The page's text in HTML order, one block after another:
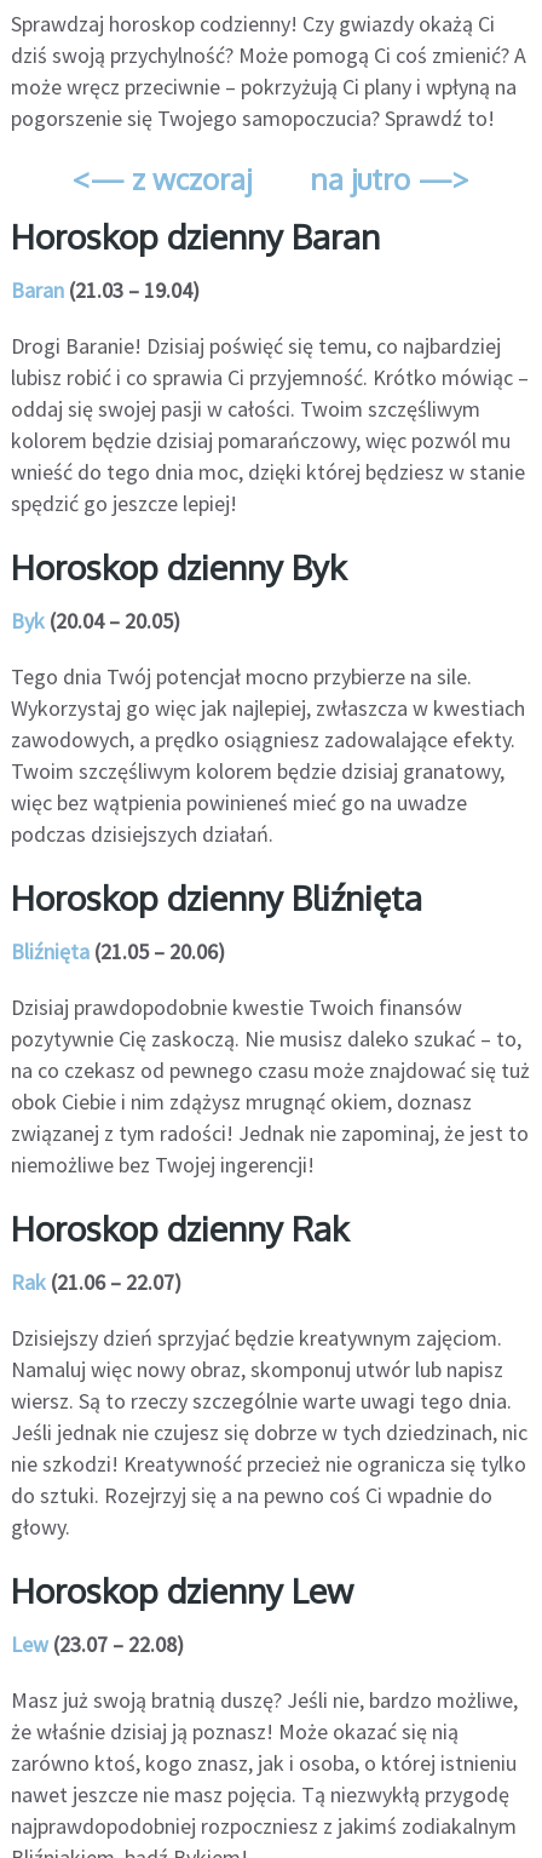
Sprawdzaj horoskop codzienny! Czy gwiazdy okażą Ci
dziś swoją przychylność? Może pomogą Ci coś zmienić? A
może wręcz przeciwnie – pokrzyżują Ci plany i wpłyną na
pogorszenie się Twojego samopoczucia? Sprawdź to!
<— z wczoraj na jutro —>
Horoskop dzienny Baran
Baran(21.03 – 19.04)
Drogi Baranie! Dzisiaj poświęć się temu, co najbardziej
lubisz robić i co sprawia Ci przyjemność. Krótko mówiąc –
oddaj się swojej pasji w całości. Twoim szczęśliwym
kolorem będzie dzisiaj pomarańczowy, więc pozwól mu
wnieść do tego dnia moc, dzięki której będziesz w stanie
spędzić go jeszcze lepiej!
Horoskop dzienny Byk
Byk(20.04 – 20.05)
Tego dnia Twój potencjał mocno przybierze na sile.
Wykorzystaj go więc jak najlepiej, zwłaszcza w kwestiach
zawodowych, a prędko osiągniesz zadowalające efekty.
Twoim szczęśliwym kolorem będzie dzisiaj granatowy,
więc bez wątpienia powinieneś mieć go na uwadze
podczas dzisiejszych działań.
Horoskop dzienny Bliźnięta
Bliźnięta(21.05 – 20.06)
Dzisiaj prawdopodobnie kwestie Twoich finansów
pozytywnie Cię zaskoczą. Nie musisz daleko szukać – to,
na co czekasz od pewnego czasu może znajdować się tuż
obok Ciebie i nim zdążysz mrugnąć okiem, doznasz
związanej z tym radości! Jednak nie zapominaj, że jest to
niemożliwe bez Twojej ingerencji!
Horoskop dzienny Rak
Rak(21.06 – 22.07)
Dzisiejszy dzień sprzyjać będzie kreatywnym zajęciom.
Namaluj więc nowy obraz, skomponuj utwór lub napisz
wiersz. Są to rzeczy szczególnie warte uwagi tego dnia.
Jeśli jednak nie czujesz się dobrze w tych dziedzinach, nic
nie szkodzi! Kreatywność przecież nie ogranicza się tylko
do sztuki. Rozejrzyj się a na pewno coś Ci wpadnie do
głowy.
Horoskop dzienny Lew
Lew(23.07 – 22.08)
Masz już swoją bratnią duszę? Jeśli nie, bardzo możliwe,
że właśnie dzisiaj ją poznasz! Może okazać się nią
zarówno ktoś, kogo znasz, jak i osoba, o której istnieniu
nawet jeszcze nie masz pojęcia. Tą niezwykłą przygodę
najprawdopodobniej rozpoczniesz z jakimś zodiakalnym